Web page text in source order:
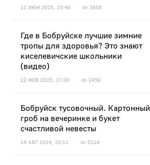
12 ИЮН 2025, 15:40 3808
Где в Бобруйске лучшие зимние
тропы для здоровья? Это знают
киселевичские школьники
(видео)
22 ФЕВ 2025, 17:00 2456
Бобруйск тусовочный. Картонный
гроб на вечеринке и букет
счастливой невесты
14 АВГ 2024, 10:11 5218